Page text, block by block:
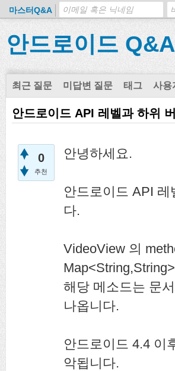
마스터Q&A
안드로이드 Q&A
최근 질문 미답변 질문 태그 사용
안드로이드 API 레벨과 하위
0
추천
안녕하세요.
안드로이드 API
다.
VideoView 의
해당 메소드는 문
나옵니다.
안드로이드 4.4 이
악됩니다.